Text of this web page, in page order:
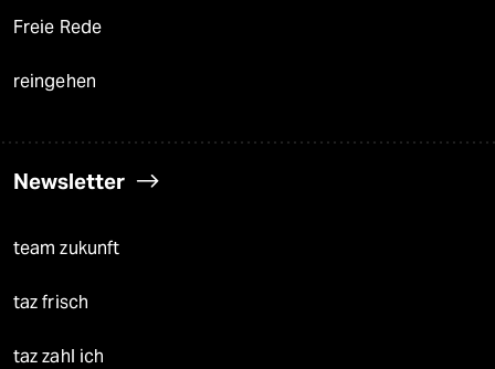
Freie Rede
reingehen
Newsletter
team zukunft
taz frisch
taz zahl ich